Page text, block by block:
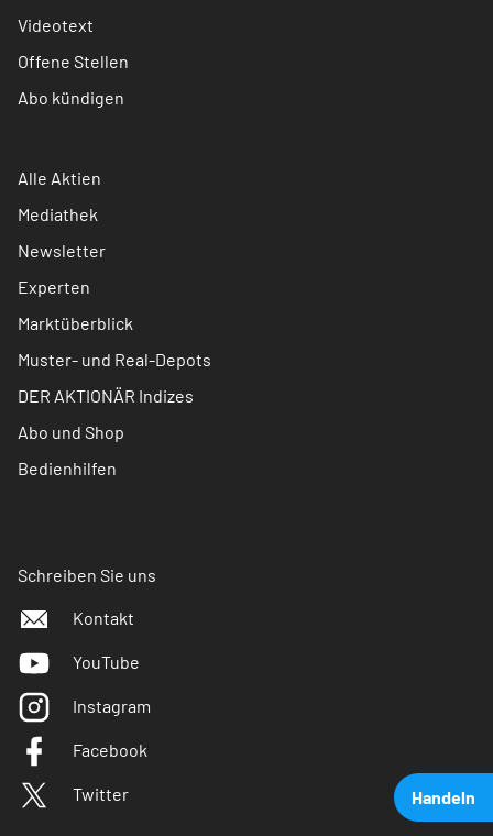
Handeln
Videotext
Offene Stellen
Abo kündigen
Alle Aktien
Mediathek
Newsletter
Experten
Marktüberblick
Muster- und Real-Depots
DER AKTIONÄR Indizes
Abo und Shop
Bedienhilfen
Schreiben Sie uns
Kontakt
YouTube
Instagram
Facebook
Twitter